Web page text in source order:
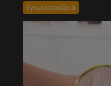
Εγκυκλοπαιδεια